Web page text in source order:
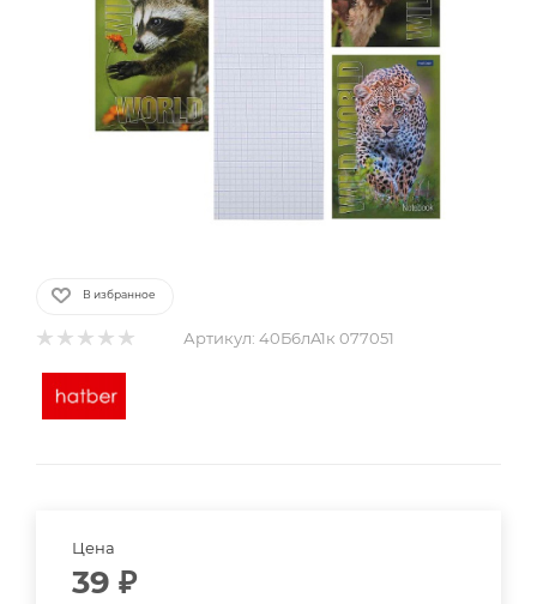
В избранное
Артикул: 40Б6лA1к 077051
Цена
39 ₽